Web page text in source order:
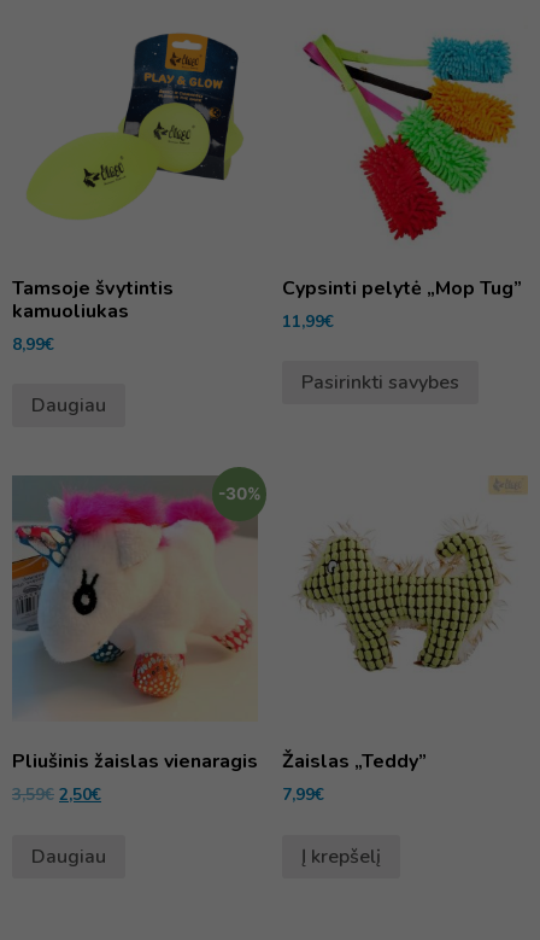
Tamsoje švytintis
kamuoliukas
8,99€
Daugiau
Cypsinti pelytė „Mop Tug”
11,99€
Pasirinkti savybes
-30%
Pliušinis žaislas vienaragis
3,59€ 2,50€
Daugiau
Žaislas „Teddy”
7,99€
Į krepšelį